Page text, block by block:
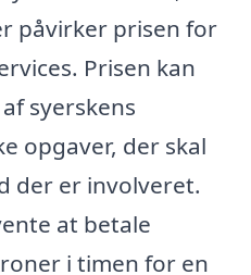
påvirker prisen for
Prisen kan
syerskens
opgaver, der skal
der er involveret.
at betale
i timen for en